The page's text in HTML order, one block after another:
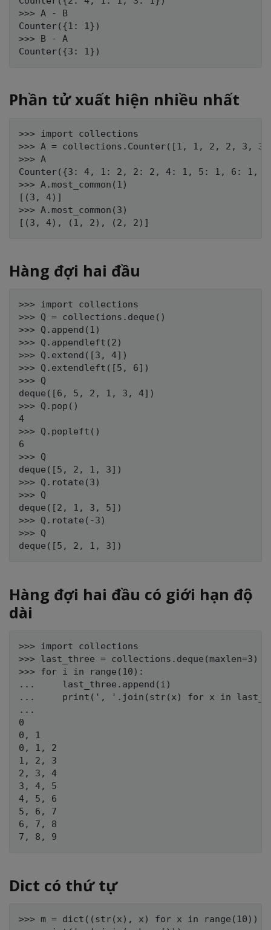
>>> A - B
Counter({1: 1})
>>> B - A
Phần tử xuất hiện nhiều nhất
>>> import collections
>>> A = collections.Counter([1, 1, 2, 2, 3,
>>> A
Counter({3: 4, 1: 2, 2: 2, 4: 1, 5: 1, 6: 1,
>>> A.most_common(1)
[(3, 4)]
>>> A.most_common(3)
Hàng đợi hai đầu
>>> import collections
>>> Q = collections.deque()
>>> Q.append(1)
>>> Q.appendleft(2)
>>> Q.extend([3, 4])
>>> Q.extendleft([5, 6])
>>> Q
deque([6, 5, 2, 1, 3, 4])
>>> Q.pop()
4
>>> Q.popleft()
6
>>> Q
deque([5, 2, 1, 3])
>>> Q.rotate(3)
>>> Q
deque([2, 1, 3, 5])
>>> Q.rotate(-3)
>>> Q
Hàng đợi hai đầu có giới hạn độ
dài
>>> import collections
>>> last_three = collections.deque(maxlen=3)
>>> for i in range(10):
...     last_three.append(i)
...     print(', '.join(str(x) for x in
...
0
0, 1
0, 1, 2
1, 2, 3
2, 3, 4
3, 4, 5
4, 5, 6
5, 6, 7
6, 7, 8
Dict có thứ tự
>>> m = dict((str(x), x) for x in range(10))